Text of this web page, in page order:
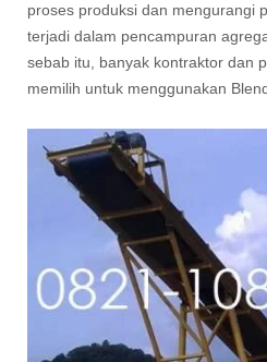
proses produksi dan mengurangi
terjadi dalam pencampuran
sebab itu, banyak kontraktor dan
memilih untuk menggunakan